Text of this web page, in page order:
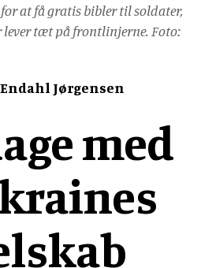
at få gratis bibler til soldater,
lever tæt på frontlinjerne. Foto:
Jørgensen
med